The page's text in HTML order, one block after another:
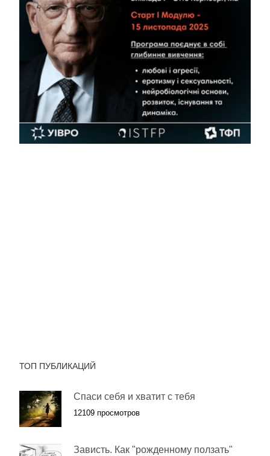
ТОП ПУБЛИКАЦИЙ
Спаси себя и хватит с тебя
12109 просмотров
Зависть. Как "рожденному ползать"